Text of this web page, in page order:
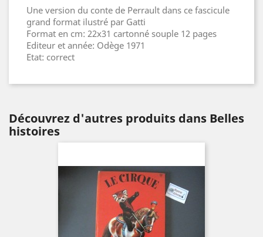
Une version du conte de Perrault dans ce fascicule
grand format ilustré par Gatti
Format en cm: 22x31 cartonné souple 12 pages
Editeur et année: Odège 1971
Etat: correct
Découvrez d'autres produits dans Belles
histoires